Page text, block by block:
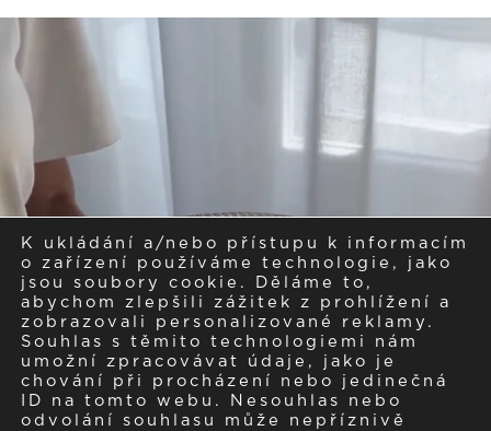
K ukládání a/nebo přístupu k informacím
o zařízení používáme technologie, jako
jsou soubory cookie. Děláme to,
abychom zlepšili zážitek z prohlížení a
zobrazovali personalizované reklamy.
Souhlas s těmito technologiemi nám
umožní zpracovávat údaje, jako je
chování při procházení nebo jedinečná
ID na tomto webu. Nesouhlas nebo
odvolání souhlasu může nepříznivě